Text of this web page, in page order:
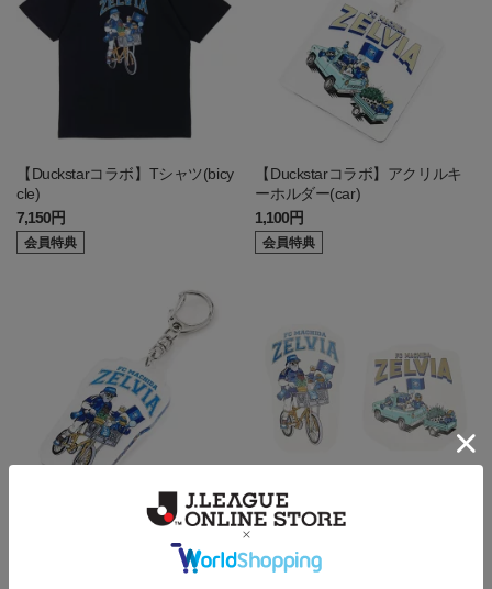
【Duckstarコラボ】Tシャツ(bicy
cle)
7,150円
会員特典
【Duckstarコラボ】アクリルキ
ーホルダー(car)
1,100円
会員特典
【Duckstarコラボ】アクリルキ
【Duckstarコラボ】ステッカー
1,540円